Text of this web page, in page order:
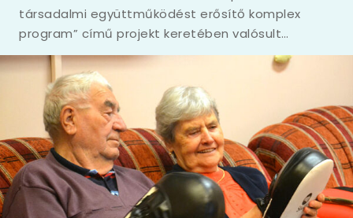
társadalmi együttműködést erősítő komplex
program” című projekt keretében valósult…